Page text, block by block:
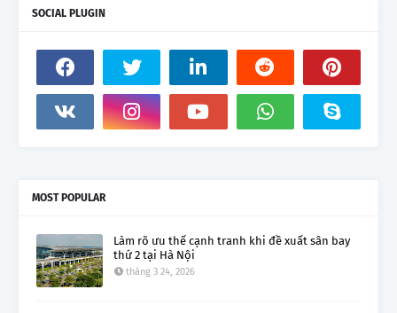
SOCIAL PLUGIN
MOST POPULAR
Làm rõ ưu thế cạnh tranh khi đề xuất sân bay
thứ 2 tại Hà Nội
tháng 3 24, 2026